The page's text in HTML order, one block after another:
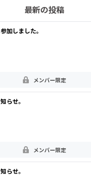
最新の投稿
加しました。
メンバー限定
らせ。
メンバー限定
らせ。